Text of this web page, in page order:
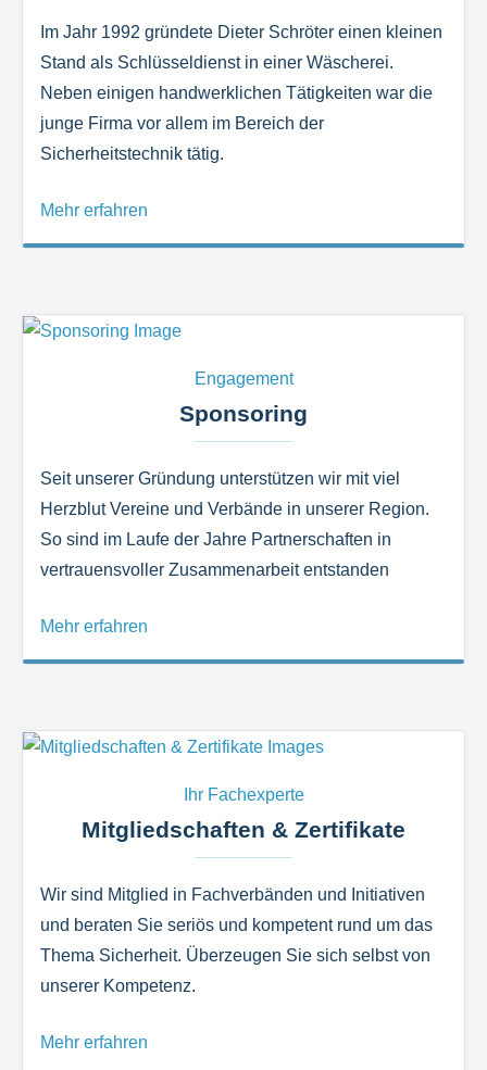
Im Jahr 1992 gründete Dieter Schröter einen kleinen
Stand als Schlüsseldienst in einer Wäscherei.
Neben einigen handwerklichen Tätigkeiten war die
junge Firma vor allem im Bereich der
Sicherheitstechnik tätig.
Mehr erfahren
Engagement
Sponsoring
Seit unserer Gründung unterstützen wir mit viel
Herzblut Vereine und Verbände in unserer Region.
So sind im Laufe der Jahre Partnerschaften in
vertrauensvoller Zusammenarbeit entstanden
Mehr erfahren
Ihr Fachexperte
Mitgliedschaften & Zertifikate
Wir sind Mitglied in Fachverbänden und Initiativen
und beraten Sie seriös und kompetent rund um das
Thema Sicherheit. Überzeugen Sie sich selbst von
unserer Kompetenz.
Mehr erfahren